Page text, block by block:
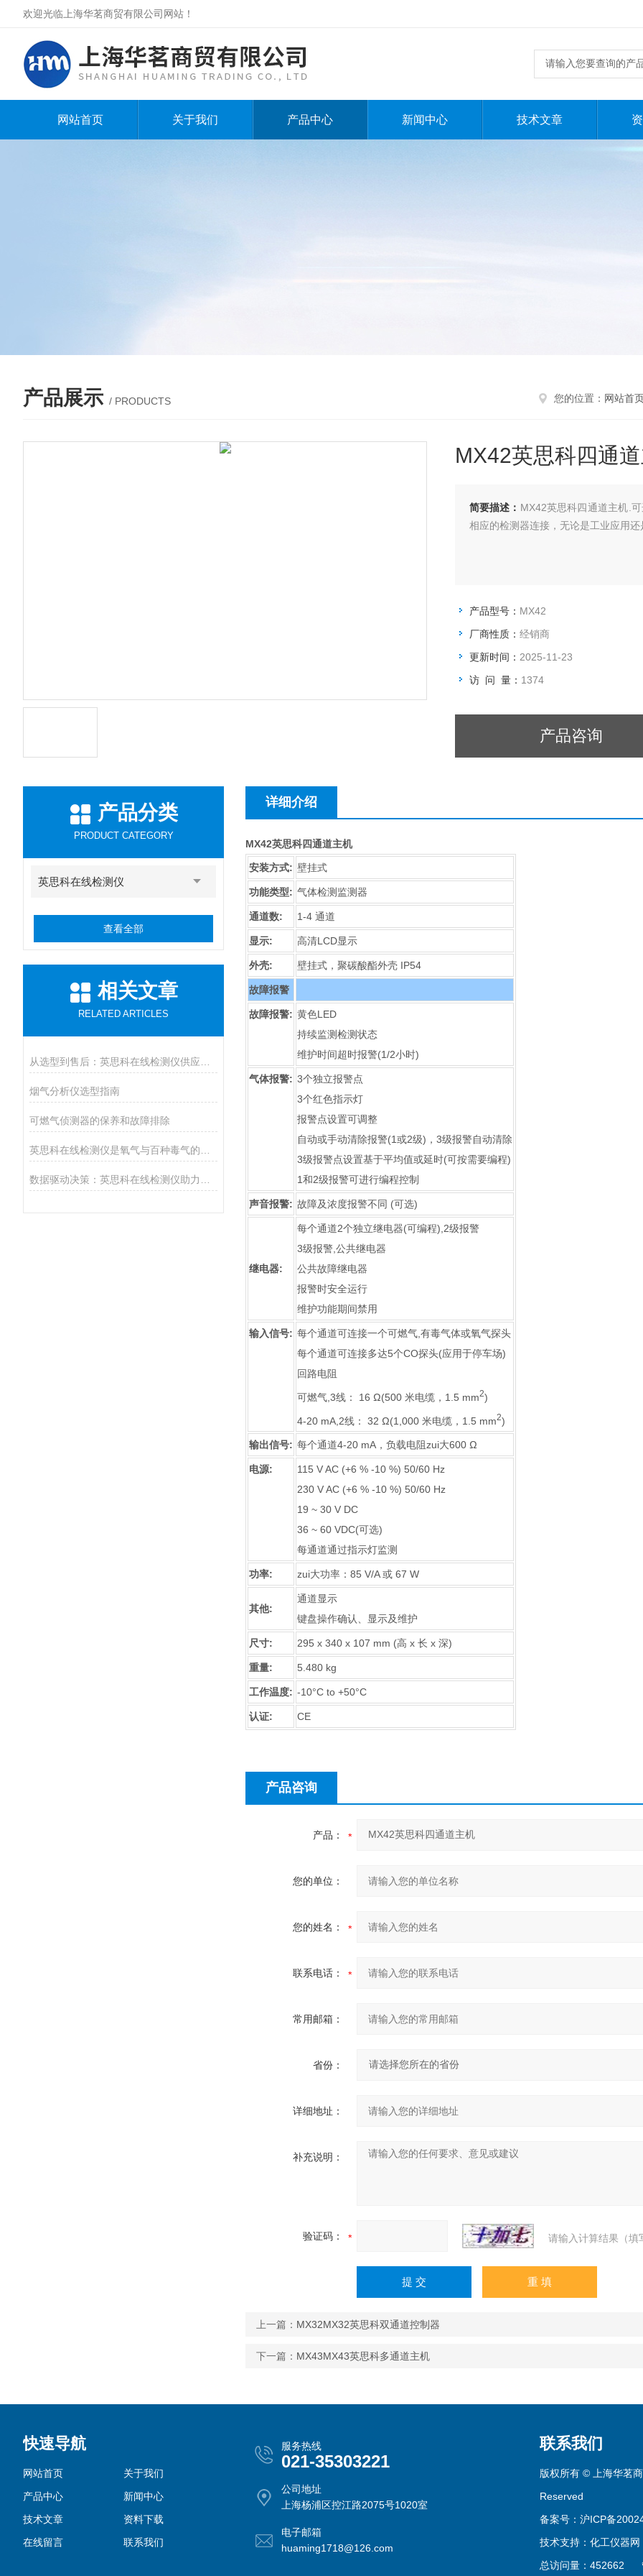
欢迎光临上海华茗商贸有限公司网站！
网站首页 关于我们 产品中心 新闻中心 技术文章
产品展示 / PRODUCTS 您的位置： 网站首
MX42英思科四通
简要描述： MX42英思科四通道主机.
相应的检测器连接，无论是工业应用
产品型号： MX42
厂商性质： 经销商
更新时间： 2025-11-23
访 问 量： 1374
产品咨询
产品分类
PRODUCT CATEGORY
英思科在线检测仪
查看全部
相关文章
RELATED ARTICLES
烟气分析仪选型指南
可燃气侦测器的保养和故障排除
详细介绍
MX42英思科四通道主机
安装方式: 壁挂式
功能类型: 气体检测监测器
通道数: 1-4 通道
显示: 高清LCD显示
外壳: 壁挂式，聚碳酸酯外壳 IP54
故障报警
故障报警: 黄色LED
持续监测检测状态
维护时间超时报警(1/2小时)
气体报警: 3个独立报警点
3个红色指示灯
报警点设置可调整
自动或手动清除报警(1或2级)，3级报警自动清除
3级报警点设置基于平均值或延时(可按需要编程)
1和2级报警可进行编程控制
声音报警: 故障及浓度报警不同 (可选)
继电器:
每个通道2个独立继电器(可编程),2级报警
3级报警,公共继电器
公共故障继电器
报警时安全运行
维护功能期间禁用
输入信号: 每个通道可连接一个可燃气,有毒气体或氧气探头
每个通道可连接多达5个CO探头(应用于停车场)
回路电阻
可燃气,3线： 16 Ω(500 米电缆，1.5 mm2)
4-20 mA,2线： 32 Ω(1,000 米电缆，1.5 mm2)
输出信号: 每个通道4-20 mA，负载电阻zui大600 Ω
电源:
115 V AC (+6 % -10 %) 50/60 Hz
230 V AC (+6 % -10 %) 50/60 Hz
19 ~ 30 V DC
36 ~ 60 VDC(可选)
每通道通过指示灯监测
功率: zui大功率：85 V/A 或 67 W
其他:
通道显示
键盘操作确认、显示及维护
尺寸: 295 x 340 x 107 mm (高 x 长 x 深)
重量: 5.480 kg
工作温度: -10°C to +50°C
认证: CE
产品咨询
产品：
您的单位：
您的姓名：
联系电话：
常用邮箱：
省份：
详细地址：
补充说明：
验证码： 请输入计算结果（填
上一篇： MX32MX32英思科双通道控制器
下一篇： MX43MX43英思科多通道主机
快速导航
网站首页
关于我们
产品中心
新闻中心
技术文章
资料下载
在线留言
联系我们
服务热线
021-35303221
公司地址
上海杨浦区控江路2075号1020室
电子邮箱
huaming1718@126.com
联系我们
版权所有 © 上海华茗
Reserved
备案号：沪ICP备
技术支持： 化工仪器网
总访问量：452662